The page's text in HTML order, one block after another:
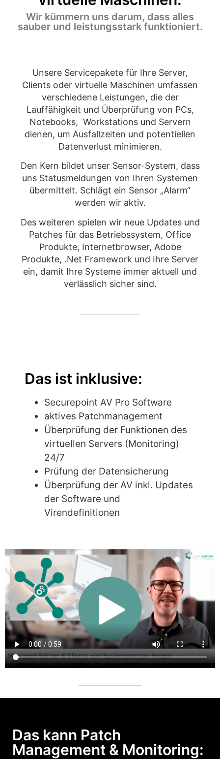
Wir kümmern uns darum, dass alles
sauber und leistungsstark funktioniert.
Unsere Servicepakete für Ihre Server,
Clients oder virtuelle Maschinen umfassen
verschiedene Leistungen, die der
Lauffähigkeit und Überprüfung von PCs,
Notebooks, Workstations und Servern
dienen, um Ausfallzeiten und potentiellen
Datenverlust minimieren.
Den Kern bildet unser Sensor-System, dass
uns Statusmeldungen von Ihren Systemen
übermittelt. Schlägt ein Sensor „Alarm“
werden wir aktiv.
Des weiteren spielen wir neue Updates und
Patches für das Betriebssystem, Office
Produkte, Internetbrowser, Adobe
Produkte, .Net Framework und Ihre Server
ein, damit Ihre Systeme immer aktuell und
verlässlich sicher sind.
Das ist inklusive:
Securepoint AV Pro Software
aktives Patchmanagement
Überprüfung der Funktionen des
virtuellen Servers (Monitoring)
24/7
Prüfung der Datensicherung
Überprüfung der AV inkl. Updates
der Software und
Virendefinitionen
Das kann Patch
Management & Monitoring: